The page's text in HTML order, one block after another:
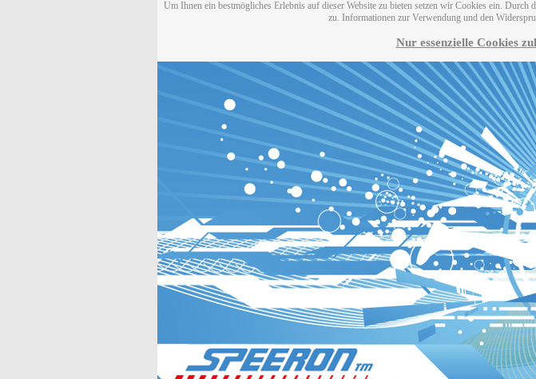
Um Ihnen ein bestmögliches Erlebnis auf dieser Website zu bieten setzen wir Cookies ein.
zu. Informationen zur Verwendung und den
Nur essenzielle Cookies